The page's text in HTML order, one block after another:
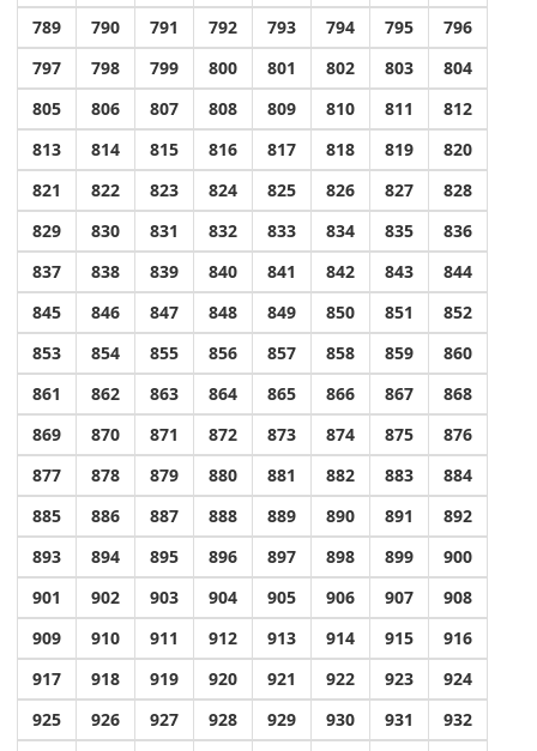
789
790 791 792 793 794 795
796
797
798 799 800 801 802 803
804
805
806 807 808 809 810 811
812
813
814 815 816 817 818 819
820
821
822 823 824 825 826 827
828
829
830 831 832 833 834 835
836
837
838 839 840 841 842 843
844
845
846 847 848 849 850 851
852
853
854 855 856 857 858 859
860
861
862 863 864 865 866 867
868
869
870 871 872 873 874 875
876
877
878 879 880 881 882 883
884
885
886 887 888 889 890 891
892
893
894 895 896 897 898 899
900
901
902 903 904 905 906 907
908
909
910 911 912 913 914 915
916
917
918 919 920 921 922 923
924
925
926 927 928 929 930 931
932